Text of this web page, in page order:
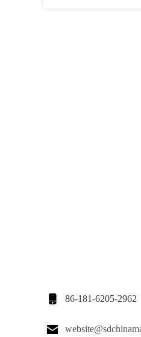
 86-181-6205-2962
